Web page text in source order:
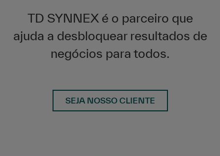
TD SYNNEX é o parceiro que
ajuda a desbloquear resultados de
negócios para todos.
SEJA NOSSO CLIENTE